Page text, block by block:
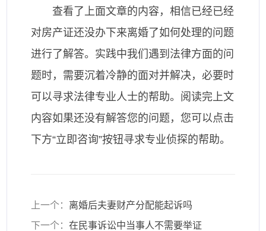
查看了上面文章的内容，相信已经已经
对房产证还没办下来离婚了如何处理的问题
进行了解答。实践中我们遇到法律方面的问
题时，需要沉着冷静的面对并解决，必要时
可以寻求法律专业人士的帮助。阅读完上文
内容如果还没有解答您的问题，您可以点击
下方“立即咨询”按钮寻求专业侦探的帮助。
上一个： 离婚后夫妻财产分配能起诉吗
下一个：在民事诉讼中当事人不需要举证